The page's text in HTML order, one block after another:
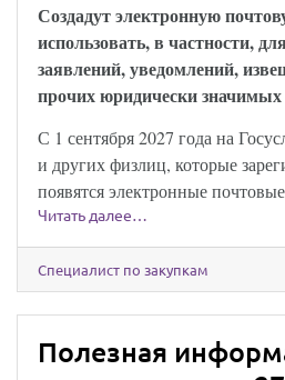
Создадут электронную
использовать, в частности,
заявлений, уведомлений,
прочих юридически
С 1 сентября 2027 года на
и других физлиц, которые
появятся электронные
Читать далее…
Специалист по закупкам
Полезная